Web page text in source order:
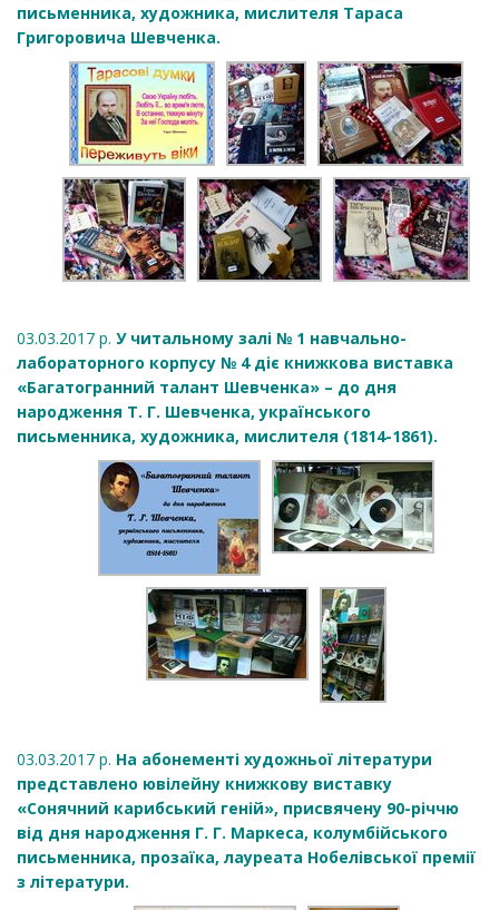
письменника, художника, мислителя Тараса
Григоровича Шевченка.
03.03.2017 р. У читальному залі № 1 навчально-
лабораторного корпусу № 4 діє книжкова виставка
«Багатогранний талант Шевченка» – до дня
народження Т. Г. Шевченка, українського
письменника, художника, мислителя (1814-1861).
03.03.2017 р. На абонементі художньої літератури
представлено ювілейну книжкову виставку
«Сонячний карибський геній», присвячену 90-річчю
від дня народження Г. Г. Маркеса, колумбійського
письменника, прозаїка, лауреата Нобелівської премії
з літератури.